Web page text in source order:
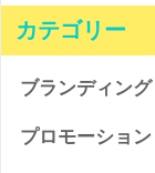
カテゴリー
ブランディング
プロモーション